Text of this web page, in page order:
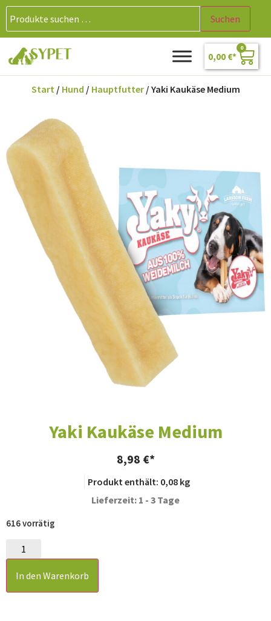
Suchen
0,00 €
0
Start/ Hund / Hauptfutter/ Yaki Kaukäse Medium
Yaki Kaukäse Medium
8,98 €
Produkt enthält: 0,08 kg
Lieferzeit: 1 - 3 Tage
616 vorrätig
In den Warenkorb